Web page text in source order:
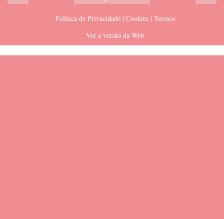
Política de Privacidade | Cookies | Termos
Ver a versão da Web